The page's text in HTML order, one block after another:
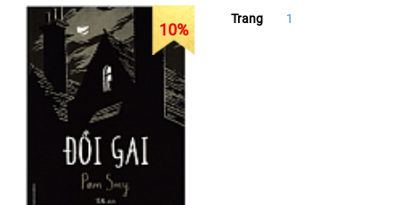
10%
Trang 1